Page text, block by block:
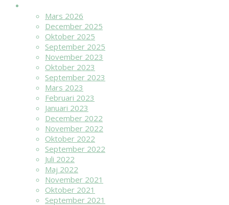
Mars 2026
December 2025
Oktober 2025
September 2025
November 2023
Oktober 2023
September 2023
Mars 2023
Februari 2023
Januari 2023
December 2022
November 2022
Oktober 2022
September 2022
Juli 2022
Maj 2022
November 2021
Oktober 2021
September 2021